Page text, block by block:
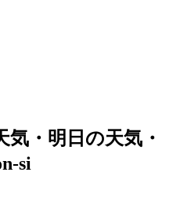
気・明日の天気・
si